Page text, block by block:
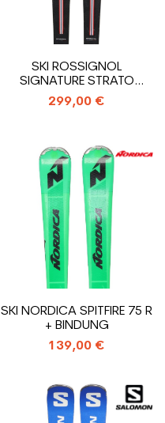
SKI ROSSIGNOL
SIGNATURE STRATO
COURSE + BINDUNG
299,00 €
SKI NORDICA SPITFIRE 75 R
+ BINDUNG
139,00 €